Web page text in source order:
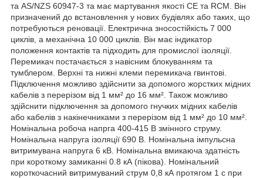
та AS/NZS 60947-3 та має мартування якості CE та RCM. Він
призначений до встановлення у нових будівлях або таких, що
потребуються реновації. Електрична зносостійкість 7 000
циклів, а механічна 10 000 циклів. Він має індикатор
положення контактів та підходить для промислої ізоляції.
Перемикач постачається з навісним блокуванням та
тумблером. Верхні та нижні клеми перемикача гвинтові.
Підключення можливо здійснити за допомого жорстких мідних
кабелів з перерізом від 1 мм² до 16 мм². Також можливо
здійснити підключення за допомого гнучких мідних кабелів
або кабелів з накінечниками з перерізом від 1 мм² до 10 мм².
Номінальна робоча напрга 400-415 В змінного струму.
Номінальна напруга ізоляції 690 В. Номінальна імпульсна
витримувана напруга 6 кВ. Номінальна вмикаюча здатність
при короткому замиканні 0.8 кА (пікова). Номінальний
короткочасний витримуваний струм 0,8 кА протягом 1 с при